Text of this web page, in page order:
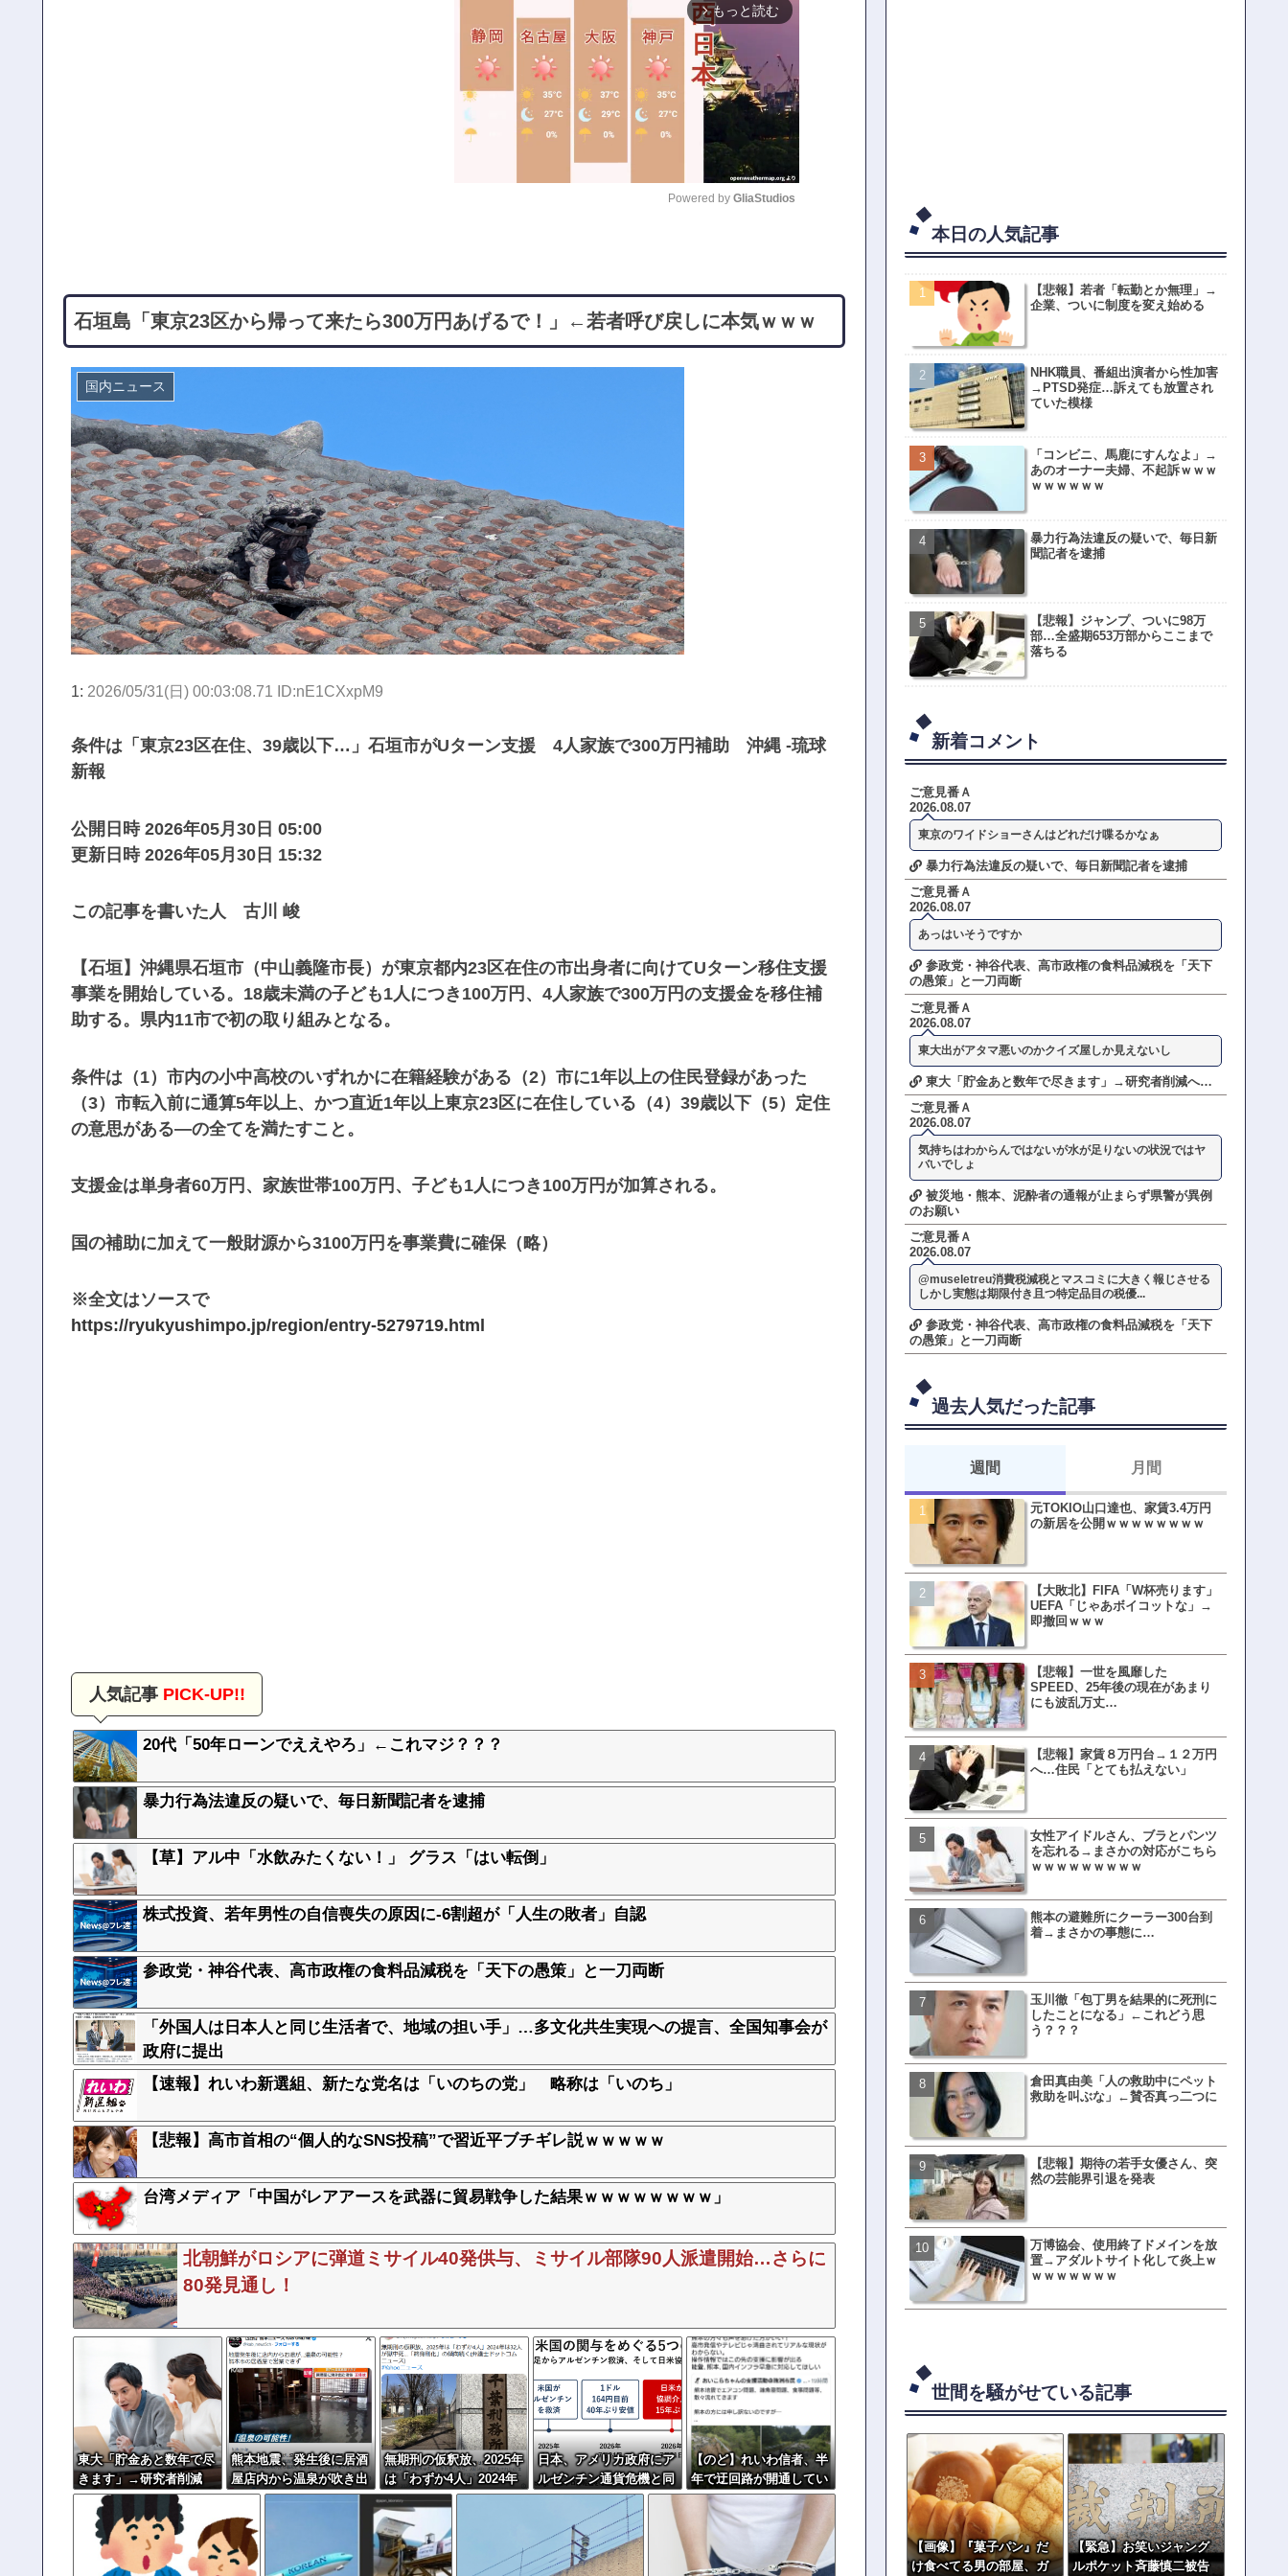
arrow_forward_ios もっと読む
e
Powered by GliaStudios
石垣島「東京23区から帰って来たら300万円あげるで！」←若者呼び戻しに本気ｗｗｗ
国内ニュース
1: 2026/05/31(日) 00:03:08.71 ID:nE1CXxpM9
条件は「東京23区在住、39歳以下…」石垣市がUターン支援 4人家族で300万円補助 沖縄 -琉球
新報
公開日時 2026年05月30日 05:00
更新日時 2026年05月30日 15:32
この記事を書いた人 古川 峻
【石垣】沖縄県石垣市（中山義隆市長）が東京都内23区在住の市出身者に向けてUターン移住支援
事業を開始している。18歳未満の子ども1人につき100万円、4人家族で300万円の支援金を移住補
助する。県内11市で初の取り組みとなる。
条件は（1）市内の小中高校のいずれかに在籍経験がある（2）市に1年以上の住民登録があった
（3）市転入前に通算5年以上、かつ直近1年以上東京23区に在住している（4）39歳以下（5）定住
の意思がある―の全てを満たすこと。
支援金は単身者60万円、家族世帯100万円、子ども1人につき100万円が加算される。
国の補助に加えて一般財源から3100万円を事業費に確保（略）
※全文はソースで
https://ryukyushimpo.jp/region/entry-5279719.html
人気記事PICK-UP!!
20代「50年ローンでええやろ」←これマジ？？？
暴力行為法違反の疑いで、毎日新聞記者を逮捕
【草】アル中「水飲みたくない！」 グラス「はい転倒」
株式投資、若年男性の自信喪失の原因に-6割超が「人生の敗者」自認
参政党・神谷代表、高市政権の食料品減税を「天下の愚策」と一刀両断
「外国人は日本人と同じ生活者で、地域の担い手」…多文化共生実現への提言、全国知事会が
政府に提出
【速報】れいわ新選組、新たな党名は「いのちの党」 略称は「いのち」
【悲報】高市首相の“個人的なSNS投稿”で習近平ブチギレ説ｗｗｗｗｗ
台湾メディア「中国がレアアースを武器に貿易戦争した結果ｗｗｗｗｗｗｗｗ」
北朝鮮がロシアに弾道ミサイル40発供与、ミサイル部隊90人派遣開始…さらに
80発見通し！
東大「貯金あと数年で尽
きます」→研究者削減
へ…
熊本地震、発生後に居酒
屋店内から温泉が吹き出
す
無期刑の仮釈放、2025年
は「わずか4人」2024年
は32人が獄中死…「終身
刑化」の傾向続く
日本、アメリカ政府にア
ルゼンチン通貨危機と同
列に語られてしまうww
wwwwもうすでに158円
に戻る
【のど】れいわ信者、半
年で迂回路が開通してい
る道路を2年半放置され
ていると印象操作してし
まう
本日の人気記事
【悲報】若者「転勤とか無理」→
企業、ついに制度を変え始める
NHK職員、番組出演者から性加害
→PTSD発症…訴えても放置され
ていた模様
「コンビニ、馬鹿にすんなよ」→
あのオーナー夫婦、不起訴ｗｗｗ
ｗｗｗｗｗｗ
暴力行為法違反の疑いで、毎日新
聞記者を逮捕
【悲報】ジャンプ、ついに98万
部…全盛期653万部からここまで
落ちる
新着コメント
ご意見番Ａ
2026.08.07
東京のワイドショーさんはどれだけ喋るかなぁ
暴力行為法違反の疑いで、毎日新聞記者を逮捕
ご意見番Ａ
2026.08.07
あっはいそうですか
参政党・神谷代表、高市政権の食料品減税を「天下
の愚策」と一刀両断
ご意見番Ａ
2026.08.07
東大出がアタマ悪いのかクイズ屋しか見えないし
東大「貯金あと数年で尽きます」→研究者削減へ…
ご意見番Ａ
2026.08.07
気持ちはわからんではないが水が足りないの状況ではヤ
バいでしょ
被災地・熊本、泥酔者の通報が止まらず県警が異例
のお願い
ご意見番Ａ
2026.08.07
@museletreu消費税減税とマスコミに大きく報じさせる
しかし実態は期限付き且つ特定品目の税優...
参政党・神谷代表、高市政権の食料品減税を「天下
の愚策」と一刀両断
過去人気だった記事
週間
元TOKIO山口達也、家賃3.4万円
の新居を公開ｗｗｗｗｗｗｗｗ
【大敗北】FIFA「W杯売ります」
UEFA「じゃあボイコットな」→
即撤回ｗｗｗ
【悲報】一世を風靡した
SPEED、25年後の現在があまり
にも波乱万丈…
【悲報】家賃８万円台→１２万円
へ…住民「とても払えない」
女性アイドルさん、ブラとパンツ
を忘れる→まさかの対応がこちら
ｗｗｗｗｗｗｗｗｗ
熊本の避難所にクーラー300台到
着→まさかの事態に…
玉川徹「包丁男を結果的に死刑に
したことになる」←これどう思
う？？？
倉田真由美「人の救助中にペット
救助を叫ぶな」←賛否真っ二つに
【悲報】期待の若手女優さん、突
然の芸能界引退を発表
万博協会、使用終了ドメインを放
置→アダルトサイト化して炎上ｗ
ｗｗｗｗｗｗｗ
月間
【悲報】東京着く前にHP尽
方民ｗｗｗ移動だけで瀕死
【ファーw】水着女子さん
オッサン盗撮してる…通報
皇族確保策、天皇陛下の一
界ピリつくｗｗｗ
文春、沖縄問題の"触れては
ない話"を暴露してしまうｗ
ランサムウェア攻撃を受け
レイ、わずか10日で復旧し
がこちら
福岡テレビ局にとんでもな
アナが入社してしまうｗｗｗ
【衝撃】三笘が事故った時
てた車ってさ…←これw w
有吉「うまくても絶対に行
ない店」がこちら…ネット
母親「息子の借りた本が心
真をSNS投稿→司書らから
元TOKIO山口達也、家賃3.4
の新居を公開ｗｗｗｗｗｗ
世間を騒がせている記事
【画像】『菓子パン』だ
け食べてる男の部屋、ガ
【緊急】お笑いジャング
ルポケット斉藤慎二被告